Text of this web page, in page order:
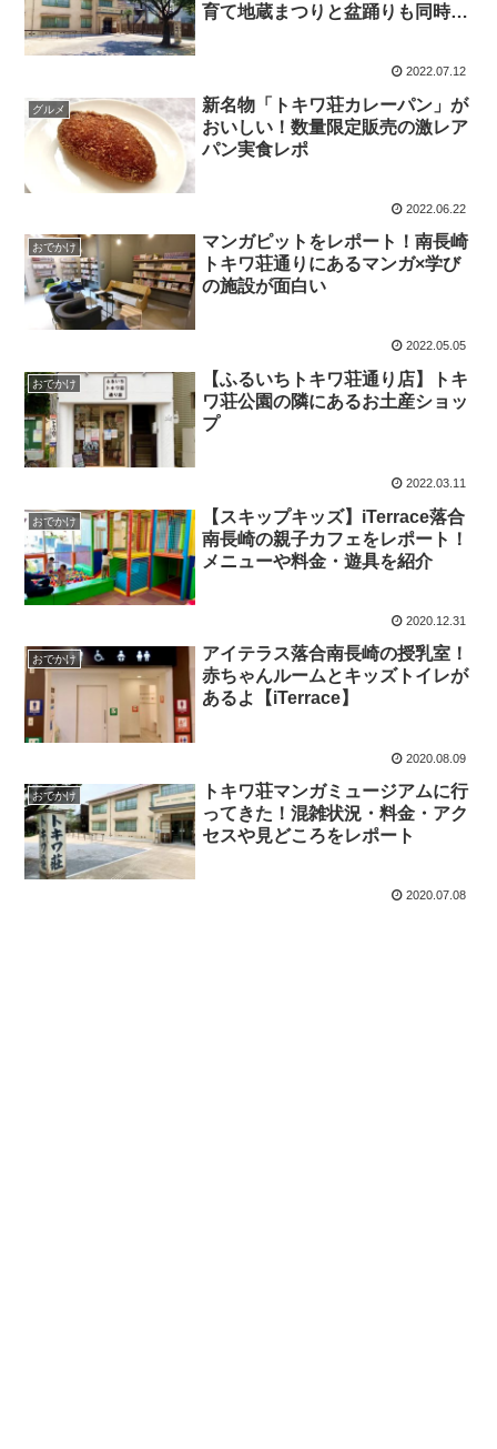
育て地蔵まつりと盆踊りも同時開
2022.07.12
グルメ
新名物「トキワ荘カレーパン」が
おいしい！数量限定販売の激レア
パン実食レポ
2022.06.22
おでかけ
マンガピットをレポート！南長崎
トキワ荘通りにあるマンガ×学び
の施設が面白い
2022.05.05
おでかけ
【ふるいちトキワ荘通り店】トキ
ワ荘公園の隣にあるお土産ショッ
プ
2022.03.11
おでかけ
【スキップキッズ】iTerrace落合
南長崎の親子カフェをレポート！
メニューや料金・遊具を紹介
2020.12.31
おでかけ
アイテラス落合南長崎の授乳室！
赤ちゃんルームとキッズトイレが
あるよ【iTerrace】
2020.08.09
おでかけ
トキワ荘マンガミュージアムに行
ってきた！混雑状況・料金・アク
セスや見どころをレポート
2020.07.08